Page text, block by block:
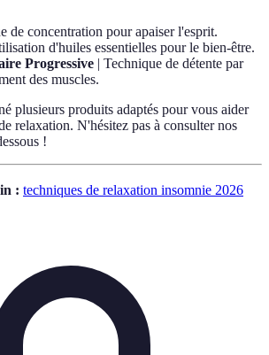
de concentration pour apaiser l'esprit.
d'huiles essentielles pour le bien-être.
Progressive | Technique de détente par
des muscles.
plusieurs produits adaptés pour vous aider
relaxation. N'hésitez pas à consulter nos
!
: techniques de relaxation insomnie 2026